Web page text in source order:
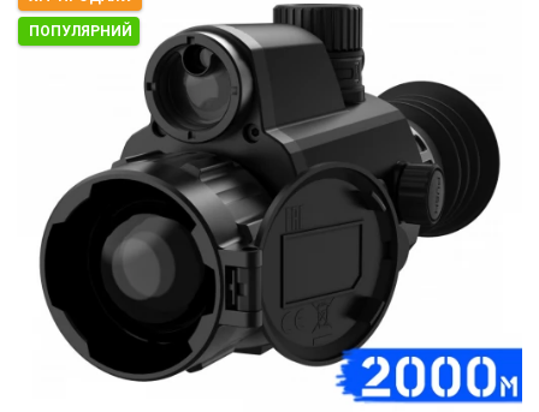
ПОПУЛЯРНИЙ